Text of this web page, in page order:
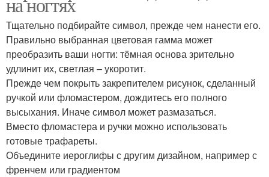
Тщательно подбирайте символ, прежде чем нанести его.
Правильно выбранная цветовая гамма может
преобразить ваши ногти: тёмная основа зрительно
удлинит их, светлая – укоротит.
Прежде чем покрыть закрепителем рисунок, сделанный
ручкой или фломастером, дождитесь его полного
высыхания. Иначе символ может размазаться.
Вместо фломастера и ручки можно использовать
готовые трафареты.
Объедините иероглифы с другим дизайном, например с
френчем или градиентом